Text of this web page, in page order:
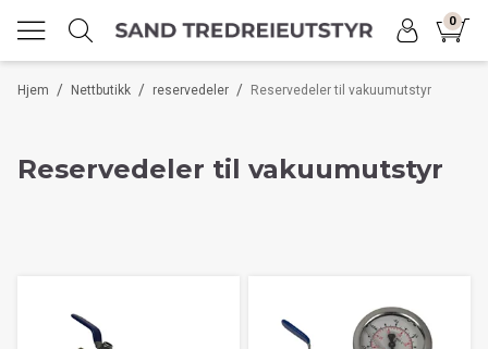
0
/
Hjem /
Nettbutikk /
reservedeler Reservedeler til vakuumutstyr
Reservedeler til vakuumutstyr